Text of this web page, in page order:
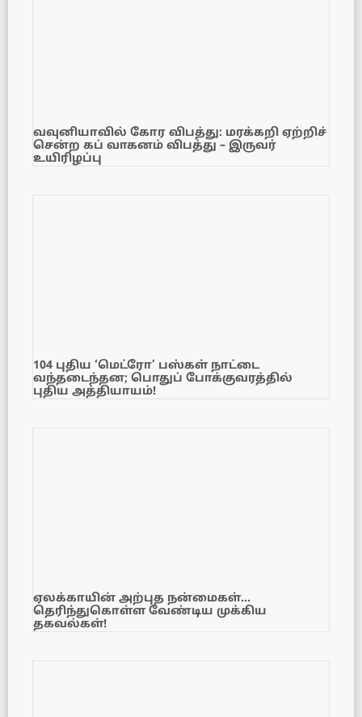
வவுனியாவில் கோர விபத்து: மரக்கறி ஏற்றிச்
சென்ற கப் வாகனம் விபத்து – இருவர்
உயிரிழப்பு
104 புதிய ‘மெட்ரோ’ பஸ்கள் நாட்டை
வந்தடைந்தன; பொதுப் போக்குவரத்தில்
புதிய அத்தியாயம்!
ஏலக்காயின் அற்புத நன்மைகள்…
தெரிந்துகொள்ள வேண்டிய முக்கிய
தகவல்கள்!